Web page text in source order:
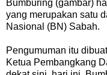
Bumburing (gambar)
yang merupakan satu
Nasional (BN) Sabah.
Pengumuman itu
Ketua Pembangkang